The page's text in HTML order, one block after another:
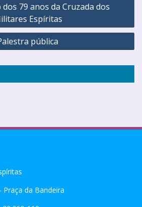
79 anos da Cruzada dos
Espíritas
pública
Praça da Bandeira